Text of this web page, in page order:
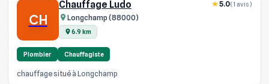
CH
Chauffage Ludo
Longchamp (88000)
6.9 km
5.0(1 avis)
Plombier Chauffagiste
chauffage situé à Longchamp